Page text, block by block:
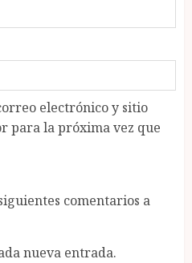
electrónico y sitio
para la próxima vez que
comentarios a
nueva entrada.